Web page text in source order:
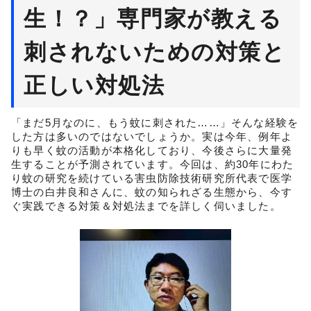
生！？」専門家が教える
刺されないための対策と
正しい対処法
「まだ5月なのに、もう蚊に刺された……」そんな経験を
した方は多いのではないでしょうか。実は今年、例年よ
りも早く蚊の活動が本格化しており、今後さらに大量発
生することが予測されています。今回は、約30年にわた
り蚊の研究を続けている害虫防除技術研究所代表で医学
博士の白井良和さんに、蚊の知られざる生態から、今す
ぐ実践できる対策＆対処法までを詳しく伺いました。